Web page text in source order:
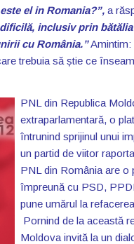
el in Romania?”, a
inclusiv prin
cu România.”Amintim:
trebuia să știe ce
PNL din Republica
extraparlamentară, o
întrunind sprijinul unui
un partid de viitor
PNL din România are o
împreună cu PSD,
pune umărul la
Pornind de la această
Moldova invită la un